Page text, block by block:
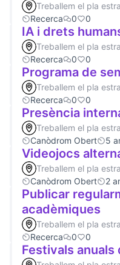
Treballem el pla
Recerca
0 0
IA i drets
Treballem el pla
Recerca
0 0
Programa de
Treballem el pla
Recerca
0 0
Presència
Treballem el pla
Canòdrom Obert
5
Videojocs
Treballem el pla
Canòdrom Obert
2
Publicar
acadèmiques
Treballem el pla
Recerca
0 0
Festivals